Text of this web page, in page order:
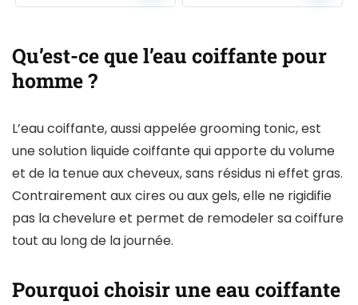
Qu’est-ce que l’eau coiffante pour
homme ?
L’eau coiffante, aussi appelée grooming tonic, est
une solution liquide coiffante qui apporte du volume
et de la tenue aux cheveux, sans résidus ni effet gras.
Contrairement aux cires ou aux gels, elle ne rigidifie
pas la chevelure et permet de remodeler sa coiffure
tout au long de la journée.
Pourquoi choisir une eau coiffante